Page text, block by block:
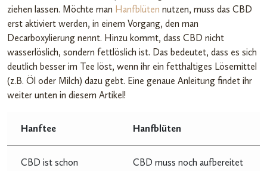
ziehen lassen. Möchte man Hanfblüten nutzen, muss das CBD
erst aktiviert werden, in einem Vorgang, den man
Decarboxylierung nennt. Hinzu kommt, dass CBD nicht
wasserlöslich, sondern fettlöslich ist. Das bedeutet, dass es sich
deutlich besser im Tee löst, wenn ihr ein fetthaltiges Lösemittel
(z.B. Öl oder Milch) dazu gebt. Eine genaue Anleitung findet ihr
weiter unten in diesem Artikel!
Hanftee Hanfblüten
CBD ist schon
CBD muss noch aufbereitet